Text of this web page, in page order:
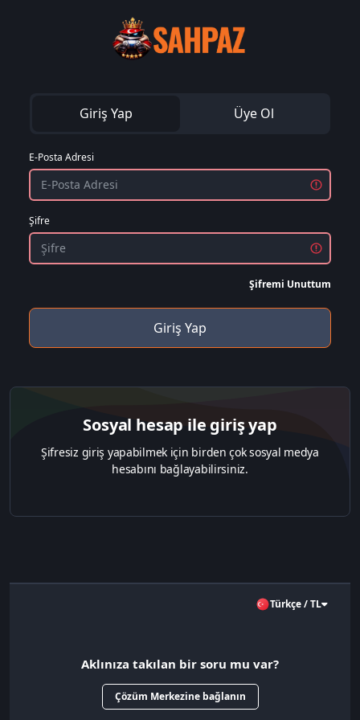
Giriş Yap Üye Ol
E-Posta Adresi
Şifre
Şifremi Unuttum
Giriş Yap
Sosyal hesap ile giriş yap
Şifresiz giriş yapabilmek için birden çok sosyal medya
hesabını bağlayabilirsiniz.
Türkçe / TL
Aklınıza takılan bir soru mu var?
Çözüm Merkezine bağlanın